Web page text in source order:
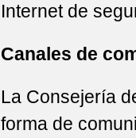
Internet de
Canales de
La Consejería
forma de